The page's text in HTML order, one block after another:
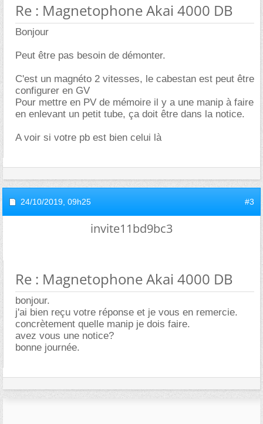
Re : Magnetophone Akai 4000 DB
Bonjour
Peut être pas besoin de démonter.
C'est un magnéto 2 vitesses, le cabestan est peut être
configurer en GV
Pour mettre en PV de mémoire il y a une manip à faire
en enlevant un petit tube, ça doit être dans la notice.
A voir si votre pb est bien celui là
24/10/2019, 09h25 #3
invite11bd9bc3
Re : Magnetophone Akai 4000 DB
bonjour.
j'ai bien reçu votre réponse et je vous en remercie.
concrètement quelle manip je dois faire.
avez vous une notice?
bonne journée.